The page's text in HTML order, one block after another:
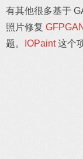
有其他很多基于
照片修复 GFPGAN
题。
IOPaint这个